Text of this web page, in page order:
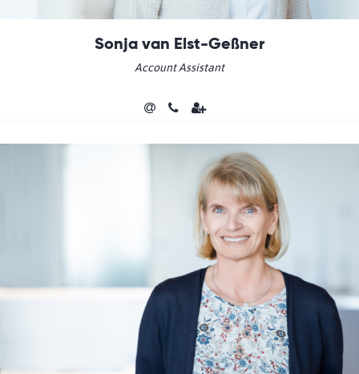
Sonja van Elst-Geßner
Account Assistant